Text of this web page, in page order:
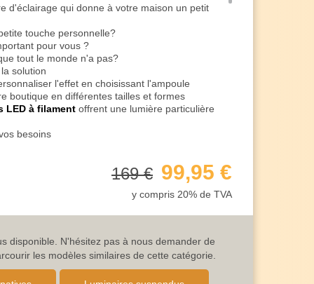
d'éclairage qui donne à votre maison un petit
touche personnelle?
pour vous ?
tout le monde n'a pas?
solution
l'effet en choisissant l'ampoule
boutique en différentes tailles et formes
LED à filament offrent une lumière particulière
besoins
des matériaux
authentique
rond
pour une insertion douce dans la pièce
169 € 99,95 €
y compris 20% de TVA
disponible. N'hésitez pas à nous demander de
les modèles similaires de cette catégorie.